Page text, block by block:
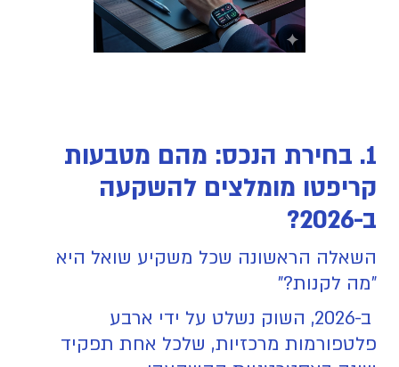
1. בחירת הנכס: מהם מטבעות
קריפטו מומלצים להשקעה
ב-2026?
השאלה הראשונה שכל משקיע שואל היא
"מה לקנות?"
ב-2026, השוק נשלט על ידי ארבע
פלטפורמות מרכזיות, שלכל אחת תפקיד